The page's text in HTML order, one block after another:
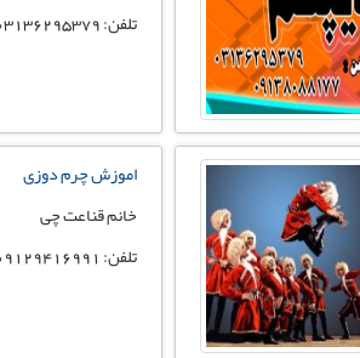
تلفن: 03136295379
اموزش چرم دوزی
خانم قناعت چی
تلفن: 09129416991